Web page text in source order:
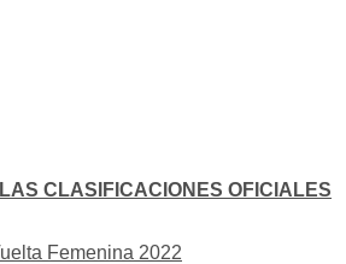
CLASIFICACIONES OFICIALES
Femenina 2022